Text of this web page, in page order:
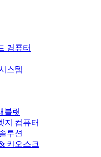
컴퓨터
스템
블릿
지 컴퓨터
루션
키오스크